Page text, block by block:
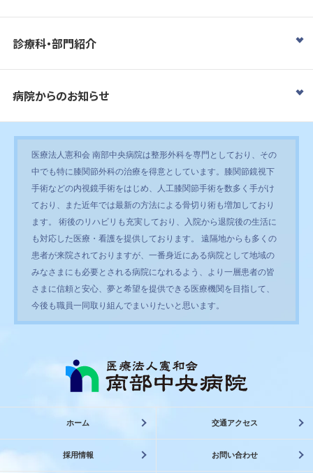
診療科・部門紹介
病院からのお知らせ
医療法人憲和会 南部中央病院は整形外科を専門としており、その
中でも特に膝関節外科の治療を得意としています。膝関節鏡視下
手術などの内視鏡手術をはじめ、人工膝関節手術を数多く手がけ
ており、また近年では最新の方法による骨切り術も増加しており
ます。 術後のリハビリも充実しており、入院から退院後の生活に
も対応した医療・看護を提供しております。 遠隔地からも多くの
患者が来院されておりますが、一番身近にある病院として地域の
みなさまにも必要とされる病院になれるよう、より一層患者の皆
さまに信頼と安心、夢と希望を提供できる医療機関を目指して、
今後も職員一同取り組んでまいりたいと思います。
ホーム 交通アクセス
採用情報 お問い合わせ